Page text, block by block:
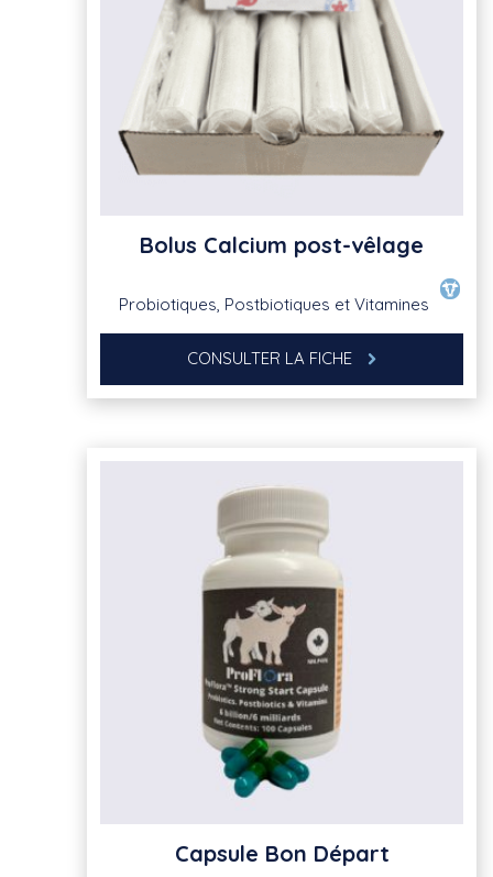
Bolus Calcium post-vêlage
Probiotiques, Postbiotiques et Vitamines
CONSULTER LA FICHE
Capsule Bon Départ